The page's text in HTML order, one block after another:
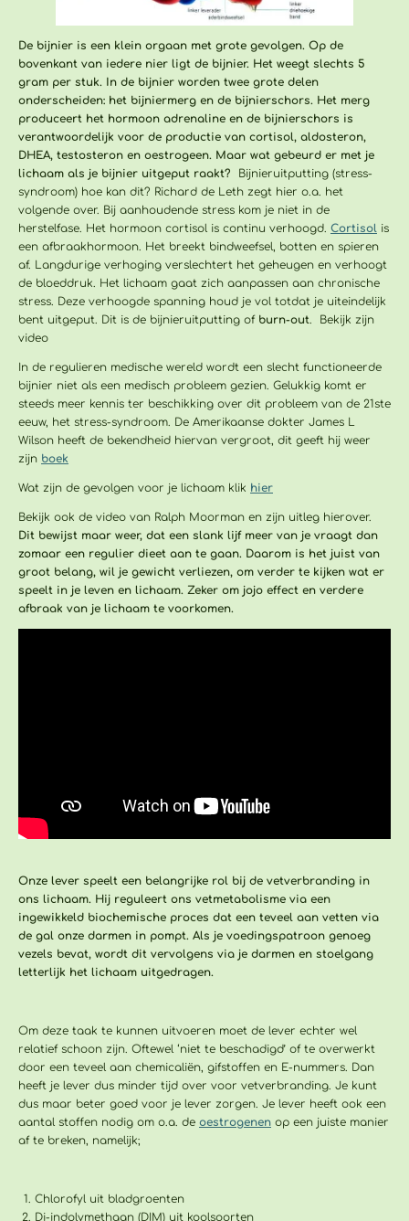
De bijnier is een klein orgaan met grote gevolgen. Op de
bovenkant van iedere nier ligt de bijnier. Het weegt slechts 5
gram per stuk. In de bijnier worden twee grote delen
onderscheiden: het bijniermerg en de bijnierschors. Het merg
produceert het hormoon adrenaline en de bijnierschors is
verantwoordelijk voor de productie van cortisol, aldosteron,
DHEA, testosteron en oestrogeen. Maar wat gebeurd er met je
lichaam als je bijnier uitgeput raakt?
Bijnieruitputting (stress-
syndroom) hoe kan dit? Richard de Leth zegt hier o.a. het
volgende over. Bij aanhoudende stress kom je niet in de
herstelfase. Het hormoon cortisol is continu verhoogd. Cortisol is
een afbraakhormoon. Het breekt bindweefsel, botten en spieren
af. Langdurige verhoging verslechtert het geheugen en verhoogt
de bloeddruk. Het lichaam gaat zich aanpassen aan chronische
stress. Deze verhoogde spanning houd je vol totdat je uiteindelijk
bent uitgeput. Dit is de bijnieruitputting of burn-out. Bekijk zijn
video
In de regulieren medische wereld wordt een slecht functioneerde
bijnier niet als een medisch probleem gezien. Gelukkig komt er
steeds meer kennis ter beschikking over dit probleem van de 21ste
eeuw, het stress-syndroom. De Amerikaanse dokter James L
Wilson heeft de bekendheid hiervan vergroot, dit geeft hij weer
zijn boek
Wat zijn de gevolgen voor je lichaam klik hier
Bekijk ook de video van Ralph Moorman en zijn uitleg hierover.
Dit bewijst maar weer, dat een slank lijf meer van je vraagt dan
zomaar een regulier dieet aan te gaan. Daarom is het juist van
groot belang, wil je gewicht verliezen, om verder te kijken wat er
speelt in je leven en lichaam. Zeker om jojo effect en verdere
afbraak van je lichaam te voorkomen.
Onze lever speelt een belangrijke rol bij de vetverbranding in
ons lichaam. Hij reguleert ons vetmetabolisme via een
ingewikkeld biochemische proces dat een teveel aan vetten via
de gal onze darmen in pompt. Als je voedingspatroon genoeg
vezels bevat, wordt dit vervolgens via je darmen en stoelgang
letterlijk het lichaam uitgedragen.
Om deze taak te kunnen uitvoeren moet de lever echter wel
relatief schoon zijn. Oftewel ‘niet te beschadigd’ of te overwerkt
door een teveel aan chemicaliën, gifstoffen en E-nummers. Dan
heeft je lever dus minder tijd over voor vetverbranding. Je kunt
dus maar beter goed voor je lever zorgen. Je lever heeft ook een
aantal stoffen nodig om o.a. de oestrogenen op een juiste manier
af te breken, namelijk;
Chlorofyl uit bladgroenten
Di-indolymethaan (DIM) uit koolsoorten